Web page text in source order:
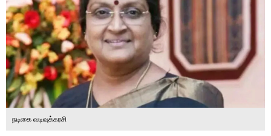
ஷார்ட் வீடியோஸ்
வலை கதைகள்
போட்டோ கேலரி
நடிகை வடிவுக்கரசி